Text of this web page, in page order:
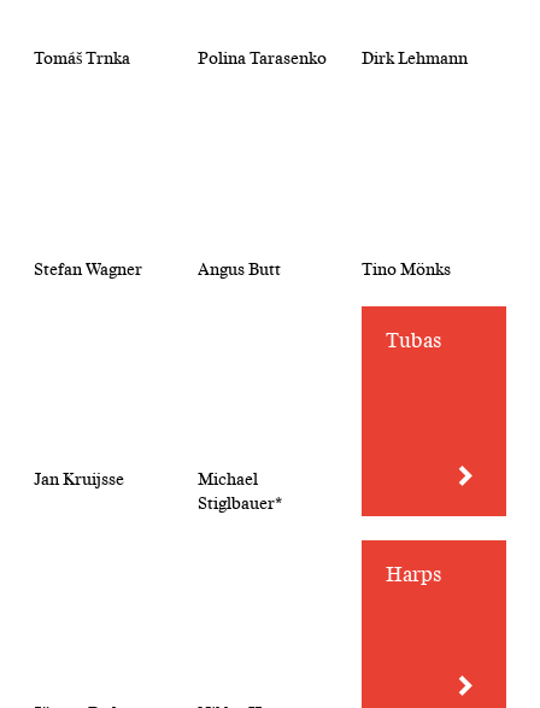
Tomáš Trnka Polina Tarasenko Dirk Lehmann
Stefan Wagner Angus Butt Tino Mönks
Jan Kruijsse
Michael
Stiglbauer*
Tubas
Harps